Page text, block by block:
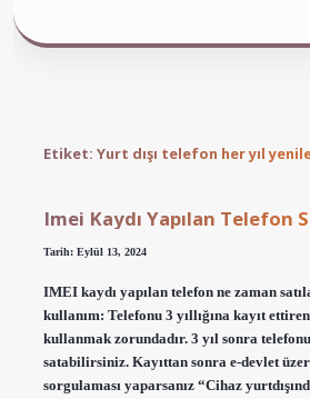
Etiket: Yurt dışı telefon her yıl
Imei Kaydı Yapılan Telefon
Tarih: Eylül 13, 2024
IMEI kaydı yapılan telefon ne zaman
kullanım: Telefonu 3 yıllığına kayıt
kullanmak zorundadır. 3 yıl sonra
satabilirsiniz. Kayıttan sonra e-devlet
sorgulaması yaparsanız “Cihaz